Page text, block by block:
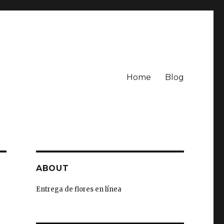
Home Blog
ABOUT
Entrega de flores en línea